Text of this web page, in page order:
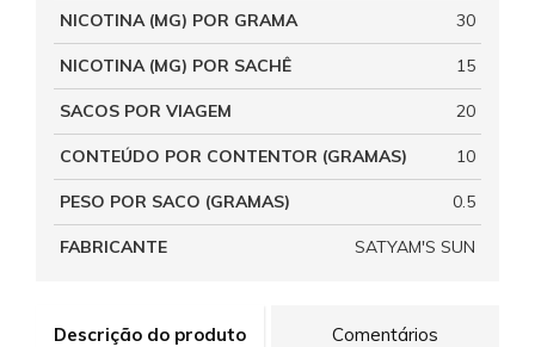
Descrição do produto Comentários
NICOTINA (MG) POR GRAMA 30
NICOTINA (MG) POR SACHÊ 15
SACOS POR VIAGEM 20
CONTEÚDO POR CONTENTOR (GRAMAS) 10
PESO POR SACO (GRAMAS) 0.5
FABRICANTE SATYAM'S SUN